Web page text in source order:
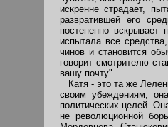
искренне страдает,
развратившей его
постепенно вскрывает
испытала все
чинов и становится
говорит смотрителю
вашу почту".
Катя - это та же
своим убеждениям,
политических целей.
не революционной